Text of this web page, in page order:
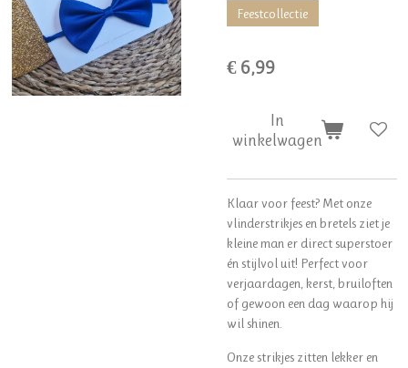
Feestcollectie
€ 6,99
In
winkelwagen
Klaar voor feest? Met onze
vlinderstrikjes en bretels ziet je
kleine man er direct superstoer
én stijlvol uit! Perfect voor
verjaardagen, kerst, bruiloften
of gewoon een dag waarop hij
wil shinen.
Onze strikjes zitten lekker en